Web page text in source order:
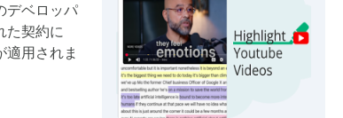
デベロッパ
た契約に
適用されま